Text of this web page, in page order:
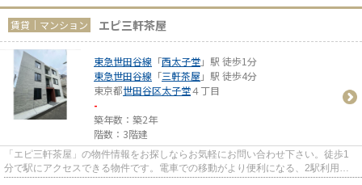
賃貸｜マンション エピ三軒茶屋
東急世田谷線 「西太子堂」駅 徒歩1分
東急世田谷線 「三軒茶屋 」駅 徒歩4分
東京都世田谷区太子堂４丁目
-
築年数：築2年
階数：3階建
「エピ三軒茶屋」の物件情報をお探しならお気軽にお問い合わせ下さい。徒歩1
分で駅にアクセスできる物件です。電車での移動がより便利になる、2駅利用可